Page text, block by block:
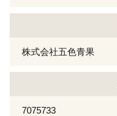
株式会社五色青果
7075733